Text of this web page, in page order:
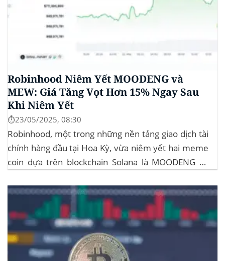
Robinhood Niêm Yết MOODENG và
MEW: Giá Tăng Vọt Hơn 15% Ngay Sau
Khi Niêm Yết
⏱️23/05/2025, 08:30
Robinhood, một trong những nền tảng giao dịch tài
chính hàng đầu tại Hoa Kỳ, vừa niêm yết hai meme
coin dựa trên blockchain Solana là MOODENG và
mẽ cho cả hai đồng tiền số, với mức tăng hơn...